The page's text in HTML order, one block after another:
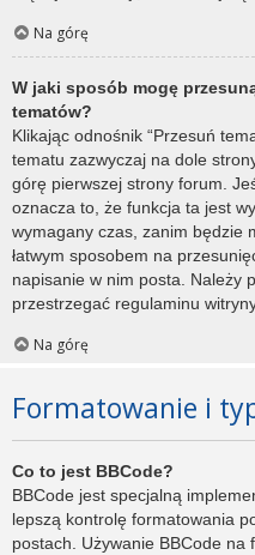
Na górę
W jaki sposób mogę
tematów?
Klikając odnośnik “Przesuń
tematu zazwyczaj na dole
górę pierwszej strony forum.
oznacza to, że funkcja ta jest
wymagany czas, zanim będzie
łatwym sposobem na
napisanie w nim posta. Należy
przestrzegać regulaminu
Na górę
Formatowanie i
Co to jest BBCode?
BBCode jest specjalną
lepszą kontrolę formatowania
postach. Używanie BBCode